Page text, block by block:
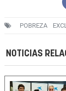
POBREZA
NOTICIAS